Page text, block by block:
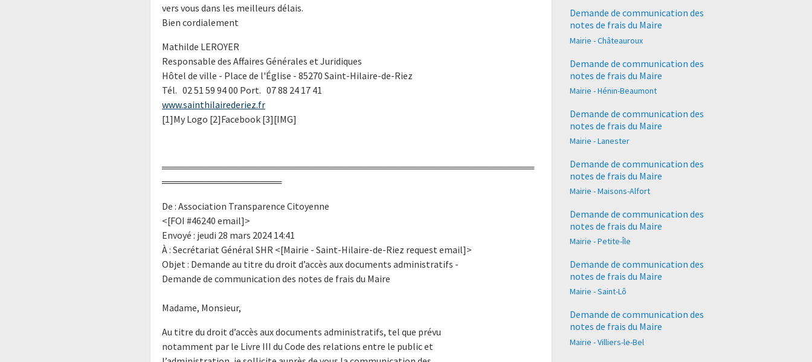
vers vous dans les meilleurs délais.
Bien cordialement
Mathilde LEROYER
Responsable des Affaires Générales et Juridiques
Hôtel de ville - Place de l'Église - 85270 Saint-Hilaire-de-Riez
Tél. 02 51 59 94 00 Port. 07 88 24 17 41
www.sainthilairederiez.fr
[1]My Logo [2]Facebook [3][IMG]
════════════════════════════════════════════════════════
══════════════════
De : Association Transparence Citoyenne
<[FOI #46240 email]>
Envoyé : jeudi 28 mars 2024 14:41
À : Secrétariat Général SHR <[Mairie - Saint-Hilaire-de-Riez request email]>
Objet : Demande au titre du droit d’accès aux documents administratifs -
Demande de communication des notes de frais du Maire
Madame, Monsieur,
Au titre du droit d’accès aux documents administratifs, tel que prévu
notamment par le Livre III du Code des relations entre le public et
Demande de communication des
notes de frais du Maire
Mairie - Châteauroux
Demande de communication des
notes de frais du Maire
Mairie - Hénin-Beaumont
Demande de communication des
notes de frais du Maire
Mairie - Lanester
Demande de communication des
notes de frais du Maire
Mairie - Maisons-Alfort
Demande de communication des
notes de frais du Maire
Mairie - Petite-Île
Demande de communication des
notes de frais du Maire
Mairie - Saint-Lô
Demande de communication des
notes de frais du Maire
Mairie - Villiers-le-Bel